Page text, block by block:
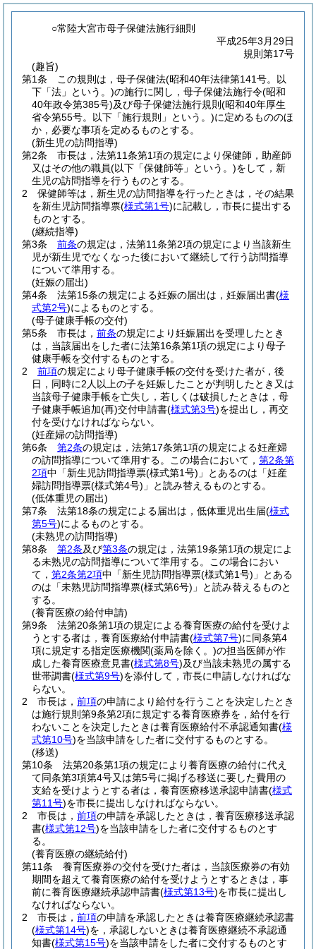
○常陸大宮市母子保健法施行細則
平成25年3月29日
規則第17号
(趣旨)
第1条
この規則は，母子保健法(昭和40年法律第141号。以
下「法」という。)の施行に関し，母子保健法施行令(昭和
40年政令第385号)及び母子保健法施行規則 (昭和40年厚生
省令第55号。以下「施行規則」という。)に定めるもののほ
か，必要な事項を定めるものとする。
(新生児の訪問指導)
第2条
市長は，法第11条第1項の規定により保健師，助産師
又はその他の職員(以下「保健師等」という。)をして，新
生児の訪問指導を行うものとする。
2
保健師等は，新生児の訪問指導を行ったときは，その結果
を新生児訪問指導票(様式第1号)に記載し，市長に提出する
ものとする。
(継続指導)
第3条
前条の規定は，法第11条第2項の規定により当該新生
児が新生児でなくなった後において継続して行う訪問指導
について準用する。
(妊娠の届出)
第4条
法第15条の規定による妊娠の届出は，妊娠届出書(様
式第2号)によるものとする。
(母子健康手帳の交付)
第5条
市長は， 前条の規定により妊娠届出を受理したとき
は，当該届出をした者に法第16条第1項の規定により母子
健康手帳を交付するものとする。
2
前項の規定により母子健康手帳の交付を受けた者が，後
日，同時に2人以上の子を妊娠したことが判明したとき又は
当該母子健康手帳を亡失し，若しくは破損したときは，母
子健康手帳追加(再)交付申請書(様式第3号)を提出し，再交
付を受けなければならない。
(妊産婦の訪問指導)
第6条
第2条の規定は，法第17条第1項の規定による妊産婦
の訪問指導について準用する。
この場合において， 第2条第
2項中「新生児訪問指導票(様式第1号) 」とあるのは「妊産
婦訪問指導票(様式第4号) 」と読み替えるものとする。
(低体重児の届出)
第7条
法第18条の規定による届出は，低体重児出生届(様式
第5号)によるものとする。
(未熟児の訪問指導)
第8条
第2条及び第3条の規定は，法第19条第1項の規定によ
る未熟児の訪問指導について準用する。
この場合におい
て， 第2条第2項中「新生児訪問指導票(様式第1号) 」とある
のは「未熟児訪問指導票(様式第6号) 」と読み替えるものと
する。
(養育医療の給付申請)
第9条
法第20条第1項の規定による養育医療の給付を受けよ
うとする者は，養育医療給付申請書(様式第7号)に同条第4
項に規定する指定医療機関(薬局を除く。)の担当医師が作
成した養育医療意見書(様式第8号)及び当該未熟児の属する
世帯調書(様式第9号)を添付して，市長に申請しなければな
らない。
2
市長は， 前項の申請により給付を行うことを決定したとき
は施行規則第9条第2項に規定する養育医療券を，給付を行
わないことを決定したときは養育医療給付不承認通知書(様
式第10号)を当該申請をした者に交付するものとする。
(移送)
第10条
法第20条第1項の規定により養育医療の給付に代え
て同条第3項第4号又は第5号に掲げる移送に要した費用の
支給を受けようとする者は，養育医療移送承認申請書(様式
第11号)を市長に提出しなければならない。
2
市長は， 前項の申請を承認したときは，養育医療移送承認
書(様式第12号)を当該申請をした者に交付するものとす
る。
(養育医療の継続給付)
第11条
養育医療券の交付を受けた者は，当該医療券の有効
期間を超えて養育医療の給付を受けようとするときは，事
前に養育医療継続承認申請書(様式第13号)を市長に提出し
なければならない。
2
市長は， 前項の申請を承認したときは養育医療継続承認書
(様式第14号)を，承認しないときは養育医療継続不承認通
知書(様式第15号)を当該申請をした者に交付するものとす